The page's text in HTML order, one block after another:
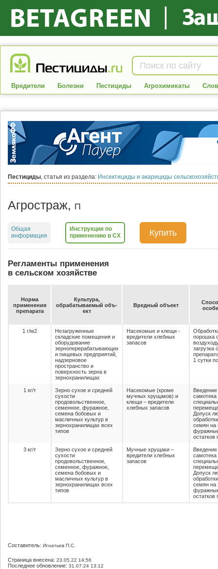
Вредители Болезни Пестициды Агрохимикаты
Пестициды, статья из раздела: Инсектициды и акарициды
Агростраж, П
Общая
информация
Инструкция по
применению в СХ
Купить
Регламенты применения
в сельском хозяйстве
Нор­ма
при­ме­не­ния
пре­па­ра­та
Куль­ту­ра,
об­ра­ба­ты­ва­емый объ­
ект
Вред­ный объ­ект
1 г/м2
Незагруженные
складские помещения и
оборудование
зерноперерабатывающих
и пищевых предприятий,
надзерновое
пространство и
поверхность зерна в
зернохранилищах
Насекомые и клещи -
вредители хлебных
запасов
порошка
загрузка
1 сутки
1 кг/т
Зерно сухое и средней
сухости
продовольственное,
семенное, фуражное,
семена бобовых и
масличных культур в
зернохранилищах всех
типов
Насекомые (кроме
мучных хрущаков) и
клещи – вредители
хлебных запасов
Введение
самотека
Допуск
семян на
3 кг/т
Зерно сухое и средней
сухости
продовольственное,
семенное, фуражное,
семена бобовых и
масличных культур в
зернохранилищах всех
типов
Мучные хрущаки –
вредители хлебных
запасов
Введение
самотека
Допуск
семян на
Составитель: Игнатьев П.С.
Страница внесена: 23.05.22 14:56
Последнее обновление: 31.07.24 13:12